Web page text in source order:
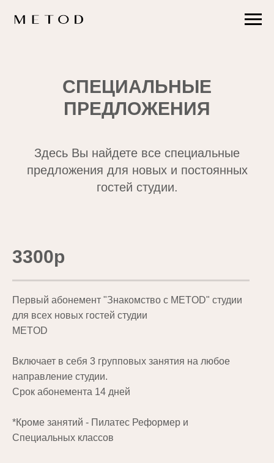
СПЕЦИАЛЬНЫЕ
ПРЕДЛОЖЕНИЯ
Здесь Вы найдете все специальные
предложения для новых и постоянных
гостей студии.
3300р
Первый абонемент "Знакомство с METOD" студии
для всех новых гостей студии
METOD
Включает в себя 3 групповых занятия на любое
направление студии.
Срок абонемента 14 дней
*Кроме занятий - Пилатес Реформер и
Специальных классов